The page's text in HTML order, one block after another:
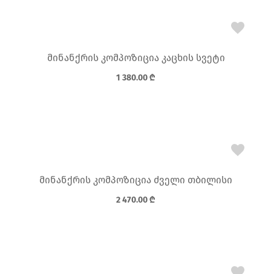
მინანქრის კომპოზიცია კაცხის სვეტი
1 380.00₾
მინანქრის კომპოზიცია ძველი თბილისი
2 470.00₾